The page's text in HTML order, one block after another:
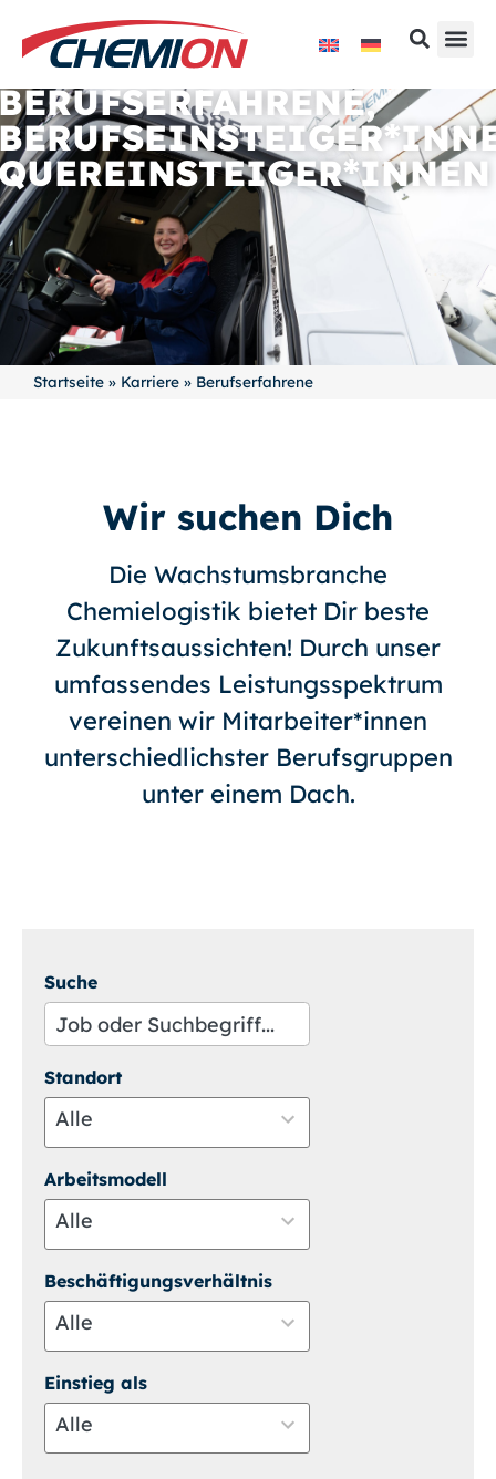
Startseite » Karriere » Berufserfahrene
Wir suchen Dich
Die Wachstumsbranche
Chemielogistik bietet Dir beste
Zukunftsaussichten! Durch unser
umfassendes Leistungsspektrum
vereinen wir Mitarbeiter*innen
unterschiedlichster Berufsgruppen
unter einem Dach.
Suche
Standort
Alle
results
available
Arbeitsmodell
Alle
results
available
Beschäftigungsverhältnis
Alle
results
available
Einstieg als
Alle